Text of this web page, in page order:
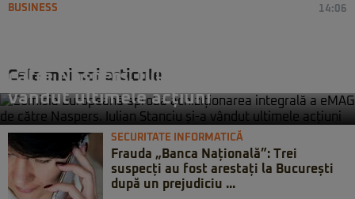
Cele mai noi articole
BUSINESS 14:06
către Naspers. Iulian Stanciu și-a
vândut ultimele acțiuni
SECURITATE INFORMATICĂ
Frauda „Banca Națională”: Trei
suspecți au fost arestați la București
după un prejudiciu ...